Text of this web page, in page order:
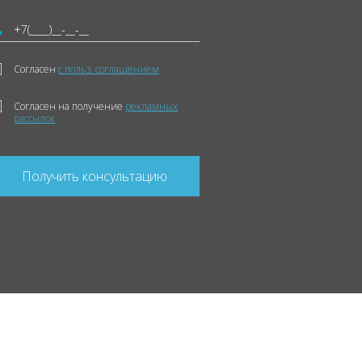
Согласенс польз. соглашением
Согласен на получение рекламных
рассылок
Получить консультацию